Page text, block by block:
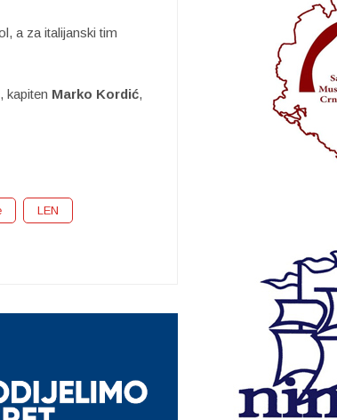
a za italijanski tim
, kapiten Marko Kordić,
LEN